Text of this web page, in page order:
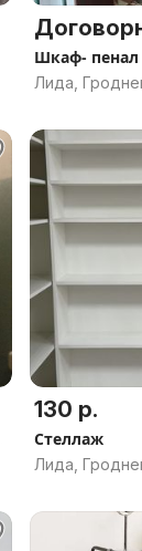
Шкаф- пенал
Лида,
130 р.
Стеллаж
Лида,